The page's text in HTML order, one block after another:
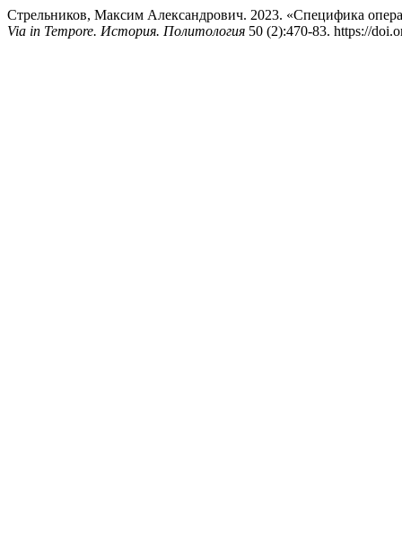
Стрельников, Максим Александрович. 2023. «Специфика
Via in Tempore. История. Политология 50 (2):470-83. https://